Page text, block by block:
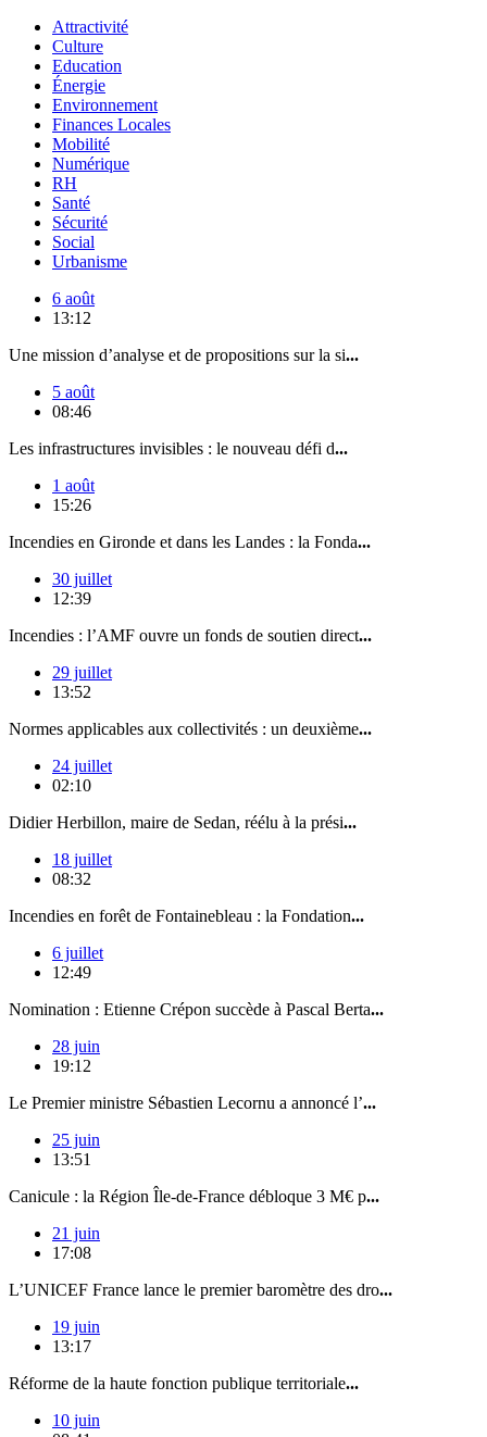
Attractivité
Culture
Education
Énergie
Environnement
Finances Locales
Mobilité
Numérique
RH
Santé
Sécurité
Social
Urbanisme
6 août
13:12
Une mission d’analyse et de propositions sur la si...
5 août
08:46
Les infrastructures invisibles : le nouveau défi d...
1 août
15:26
Incendies en Gironde et dans les Landes : la Fonda...
30 juillet
12:39
Incendies : l’AMF ouvre un fonds de soutien direct...
29 juillet
13:52
Normes applicables aux collectivités : un deuxième...
24 juillet
02:10
Didier Herbillon, maire de Sedan, réélu à la prési...
18 juillet
08:32
Incendies en forêt de Fontainebleau : la Fondation...
6 juillet
12:49
Nomination : Etienne Crépon succède à Pascal Berta...
28 juin
19:12
Le Premier ministre Sébastien Lecornu a annoncé l’...
25 juin
13:51
Canicule : la Région Île-de-France débloque 3 M€ p...
21 juin
17:08
L’UNICEF France lance le premier baromètre des dro...
19 juin
13:17
Réforme de la haute fonction publique territoriale...
10 juin